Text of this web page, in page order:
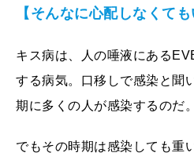
【そんなに心配しなくても
キス病は、人の唾液にある
する病気。口移しで感染と聞
期に多くの人が感染するのだ。
でもその時期は感染しても重